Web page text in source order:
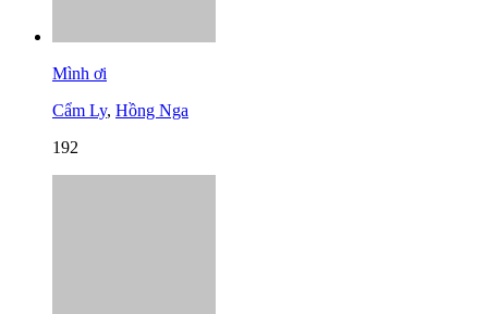
Mình ơi
Cẩm Ly, Hồng Nga
192